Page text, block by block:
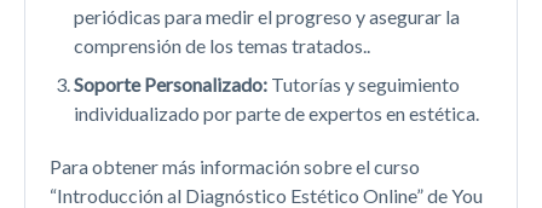
periódicas para medir el progreso y asegurar la
comprensión de los temas tratados..
Soporte Personalizado: Tutorías y seguimiento
individualizado por parte de expertos en estética.
Para obtener más información sobre el curso
“Introducción al Diagnóstico Estético Online” de You